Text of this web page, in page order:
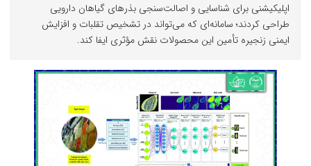
اپلیکیشنی برای شناسایی و اصالت‌سنجی بذرهای گیاهان دارویی
طراحی کردند؛ سامانه‌ای که می‌تواند در تشخیص تقلبات و افزایش
ایمنی زنجیره تأمین این محصولات نقش مؤثری ایفا کند.